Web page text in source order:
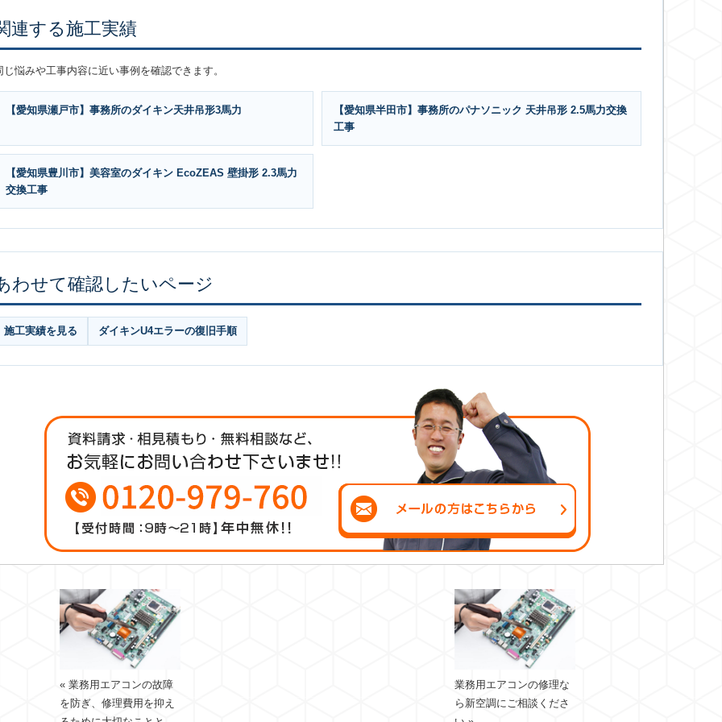
連する施工実績
じ悩みや工事内容に近い事例を確認できます。
【愛知県瀬戸市】事務所のダイキン天井吊形3馬力
【愛知県半田市】事務所のパナソニック 天井吊形 2.5馬力交換
工事
【愛知県豊川市】美容室のダイキン EcoZEAS 壁掛形 2.3馬力
交換工事
わせて確認したいページ
施工実績を見る ダイキンU4エラーの復旧手順
« 業務用エアコンの故障
を防ぎ、修理費用を抑え
業務用エアコンの修理な
ら新空調にご相談くださ